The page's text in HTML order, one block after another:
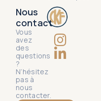
Nous
contact
Vous
avez
des
questions
?
N’hésitez
pas à
nous
contacter.